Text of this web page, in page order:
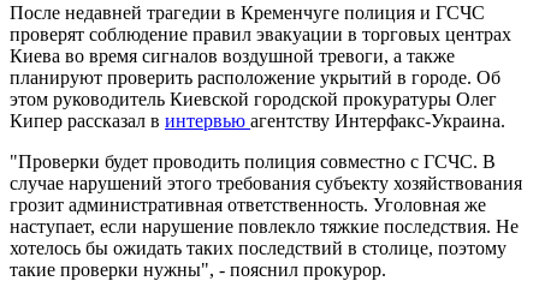
После недавней трагедии в Кременчуге полиция и ГСЧС
проверят соблюдение правил эвакуации в торговых центрах
Киева во время сигналов воздушной тревоги, а также
планируют проверить расположение укрытий в городе. Об
этом руководитель Киевской городской прокуратуры Олег
Кипер рассказал в интервью агентству Интерфакс-Украина.
"Проверки будет проводить полиция совместно с ГСЧС. В
случае нарушений этого требования субъекту хозяйствования
грозит административная ответственность. Уголовная же
наступает, если нарушение повлекло тяжкие последствия. Не
хотелось бы ожидать таких последствий в столице, поэтому
такие проверки нужны", - пояснил прокурор.